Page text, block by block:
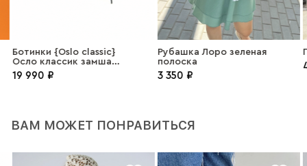
Ботинки {Oslo classic}
Осло классик замша
петрол
19 990 ₽
Рубашка Лоро зеленая
полоска
3 350 ₽
ВАМ МОЖЕТ ПОНРАВИТЬСЯ